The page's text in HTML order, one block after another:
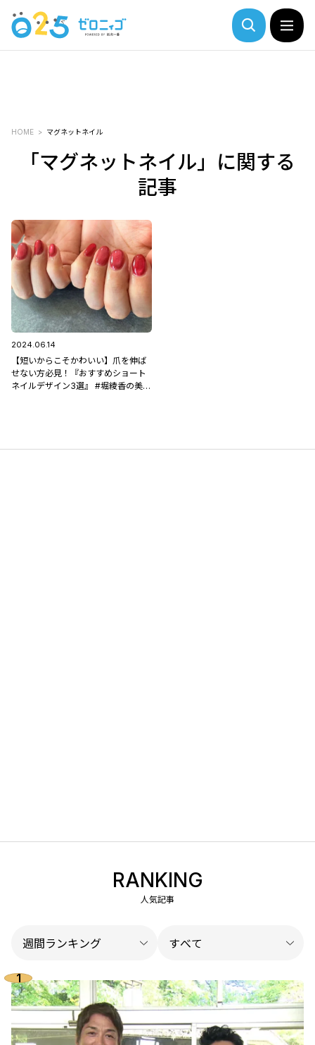
HOME マグネットネイル
「マグネットネイル」に関する
記事
2024.06.14
【短いからこそかわいい】爪を伸ば
せない方必見！『おすすめショート
ネイルデザイン3選』 #堀綾香の美容
RANKING
人気記事